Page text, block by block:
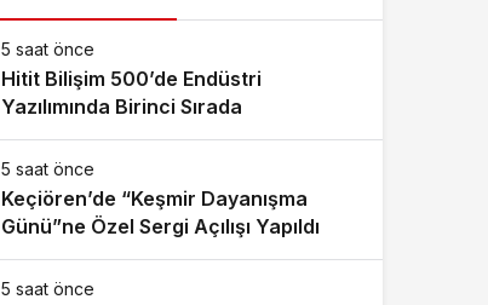
5 saat önce
Hitit Bilişim 500’de Endüstri
Yazılımında Birinci Sırada
5 saat önce
Keçiören’de “Keşmir Dayanışma
Günü”ne Özel Sergi Açılışı Yapıldı
5 saat önce